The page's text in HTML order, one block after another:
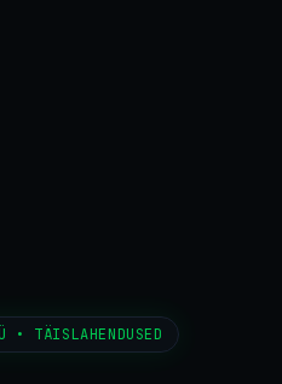
• TÄISLAHENDUSED